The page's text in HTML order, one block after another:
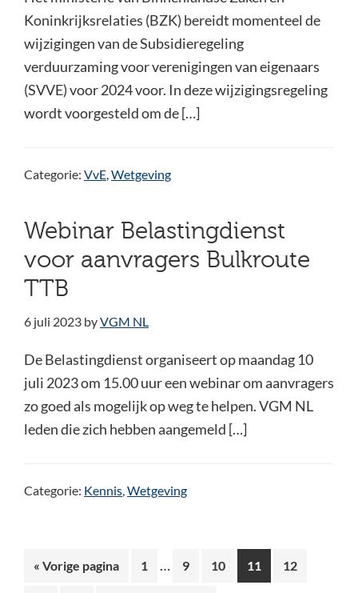
Koninkrijksrelaties (BZK) bereidt momenteel de
wijzigingen van de Subsidieregeling
verduurzaming voor verenigingen van eigenaars
(SVVE) voor 2024 voor. In deze wijzigingsregeling
wordt voorgesteld om de […]
Categorie: VvE,Wetgeving
Webinar Belastingdienst
voor aanvragers Bulkroute
TTB
6 juli 2023 byVGM NL
De Belastingdienst organiseert op maandag 10
juli 2023 om 15.00 uur een webinar om aanvragers
zo goed als mogelijk op weg te helpen. VGM NL
leden die zich hebben aangemeld […]
Categorie: Kennis,Wetgeving
« Ga
Vorige pagina Pagina
1
Interim
… Pagina
9 Pagina
10 Pagina
11 Pagina
12